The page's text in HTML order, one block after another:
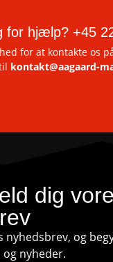
for hjælp? +45
for at kontakte os
kontakt@aagaard-
dig
nyhedsbrev, og
nyheder.